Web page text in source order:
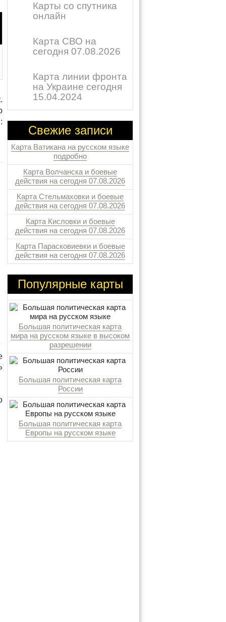
Карты со спутника
онлайн
Карта СВО на
сегодня 07.08.2026
Карта линии фронта
на Украине сегодня
15.04.2024
Свежие записи
Карта Ватикана на русском языке
подробно
Карта Волчанска и боевые
действия на сегодня 07.08.2026
Карта Стельмаховки и боевые
действия на сегодня 07.08.2026
Карта Кисловки и боевые
действия на сегодня 07.08.2026
Карта Парасковиевки и боевые
действия на сегодня 07.08.2026
Популярные карты
Большая политическая карта
мира на русском языке в высоком
разрешении
Большая политическая карта
России
Большая политическая карта
Европы на русском языке